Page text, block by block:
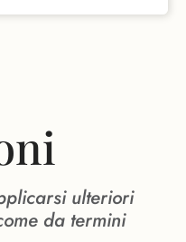
ulteriori
da termini